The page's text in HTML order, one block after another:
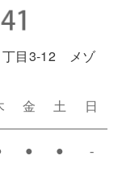
丁目3-12 メゾ
金 土 日
● ● -